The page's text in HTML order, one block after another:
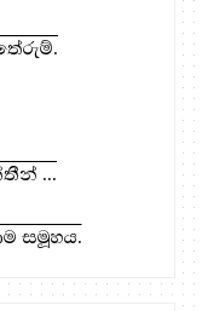
...
සමූහය.